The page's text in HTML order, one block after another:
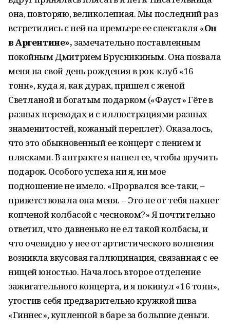
она, повторяю, великолепная. Мы последний раз
встретились с ней на премьере ее спектакля «Он
в Аргентине», замечательно поставленным
покойным Дмитрием Брусникиным. Она позвала
меня на свой день рождения в рок-клуб «16
тонн», куда я, как дурак, пришел с женой
Светланой и богатым подарком («Фауст» Гёте в
разных переводах и с иллюстрациями разных
знаменитостей, кожаный переплет). Оказалось,
что это обыкновенный ее концерт с пением и
плясками. В антракте я нашел ее, чтобы вручить
подарок. Особого успеха ни я, ни мое
подношение не имело. «Прорвался все-таки, –
приветствовала она меня. – Это не от тебя пахнет
копченой колбасой с чесноком?» Я почтительно
ответил, что давненько не ел такой колбасы, и
что очевидно у нее от артистического волнения
возникла вкусовая галлюцинация, связанная с ее
нищей юностью. Началось второе отделение
зажигательного концерта, и я покинул «16 тонн»,
угостив себя предварительно кружкой пива
«Гиннес», купленной в баре за большие деньги.